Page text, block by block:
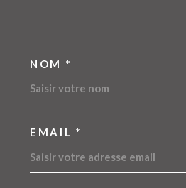
NOM *
EMAIL *